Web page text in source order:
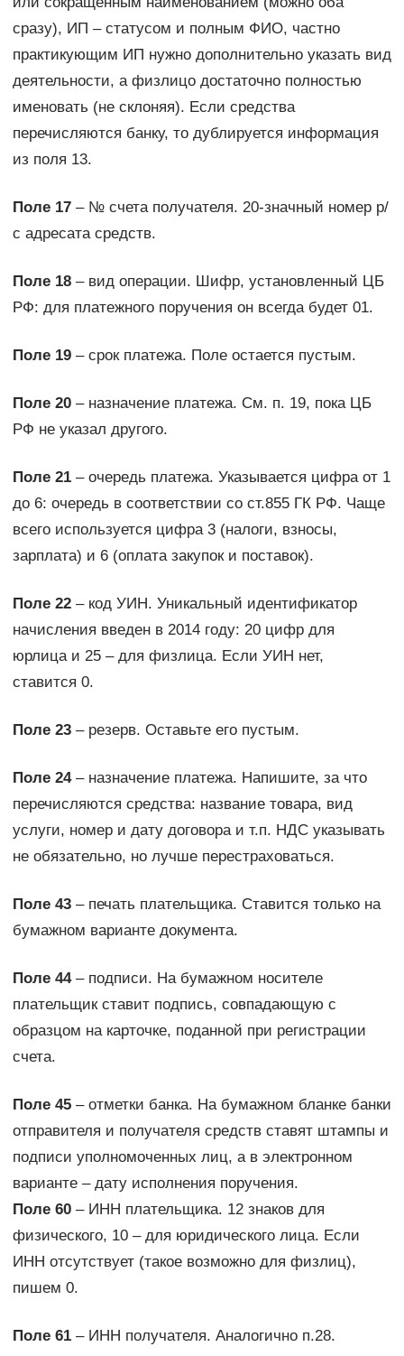
сразу), ИП – статусом и полным ФИО, частно
практикующим ИП нужно дополнительно указать вид
деятельности, а физлицо достаточно полностью
именовать (не склоняя). Если средства
перечисляются банку, то дублируется информация
из поля 13.
Поле 17– № счета получателя. 20-значный номер р/
с адресата средств.
Поле 18– вид операции. Шифр, установленный ЦБ
РФ: для платежного поручения он всегда будет 01.
Поле 19– срок платежа. Поле остается пустым.
Поле 20– назначение платежа. См. п. 19, пока ЦБ
РФ не указал другого.
Поле 21– очередь платежа. Указывается цифра от 1
до 6: очередь в соответствии со ст.855 ГК РФ. Чаще
всего используется цифра 3 (налоги, взносы,
зарплата) и 6 (оплата закупок и поставок).
Поле 22– код УИН. Уникальный идентификатор
начисления введен в 2014 году: 20 цифр для
юрлица и 25 – для физлица. Если УИН нет,
ставится 0.
Поле 23– резерв. Оставьте его пустым.
Поле 24– назначение платежа. Напишите, за что
перечисляются средства: название товара, вид
услуги, номер и дату договора и т.п. НДС указывать
не обязательно, но лучше перестраховаться.
Поле 43– печать плательщика. Ставится только на
бумажном варианте документа.
Поле 44– подписи. На бумажном носителе
плательщик ставит подпись, совпадающую с
образцом на карточке, поданной при регистрации
счета.
Поле 45– отметки банка. На бумажном бланке банки
отправителя и получателя средств ставят штампы и
подписи уполномоченных лиц, а в электронном
варианте – дату исполнения поручения.
Поле 60– ИНН плательщика. 12 знаков для
физического, 10 – для юридического лица. Если
ИНН отсутствует (такое возможно для физлиц),
пишем 0.
Поле 61– ИНН получателя. Аналогично п.28.